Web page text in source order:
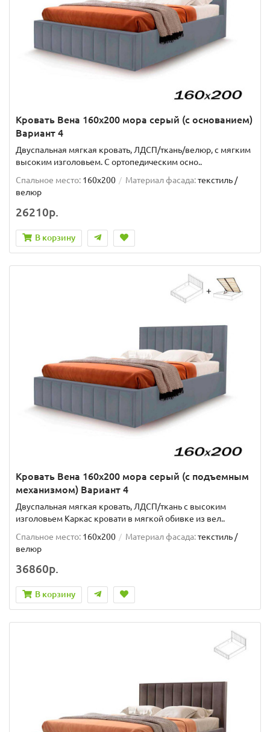
Кровать Вена 160х200 мора серый (с основанием)
Вариант 4
Двуспальная мягкая кровать, ЛДСП/ткань/велюр, с мягким
высоким изголовьем. C ортопедическим осно..
Спальное место: 160x200 Материал фасада:текстиль /
велюр
26210р.
В корзину
Кровать Вена 160х200 мора серый (с подъемным
механизмом) Вариант 4
Двуспальная мягкая кровать, ЛДСП/ткань с высоким
изголовьем Каркас кровати в мягкой обивке из вел..
Спальное место: 160x200 Материал фасада:текстиль /
велюр
36860р.
В корзину